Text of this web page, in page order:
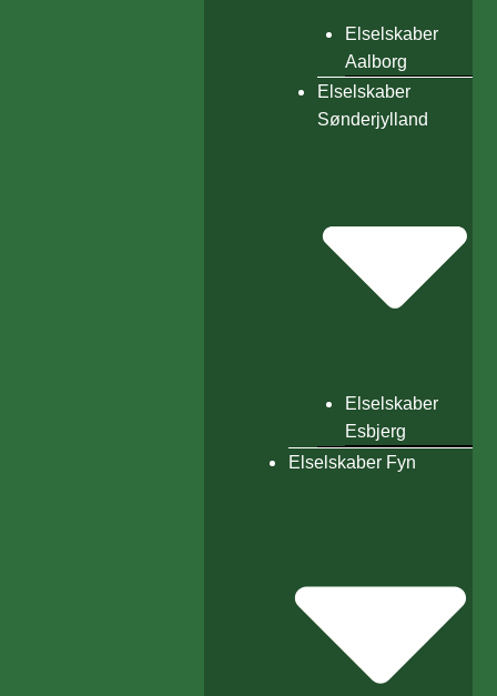
Elselskaber
Aalborg
Elselskaber
Sønderjylland
Elselskaber
Esbjerg
Elselskaber Fyn